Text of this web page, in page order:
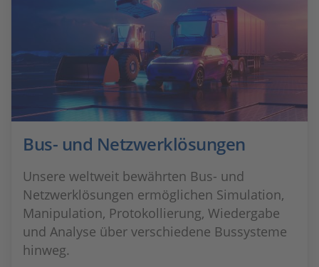
Bus- und Netzwerklösungen
Unsere weltweit bewährten Bus- und
Netzwerklösungen ermöglichen Simulation,
Manipulation, Protokollierung, Wiedergabe
und Analyse über verschiedene Bussysteme
hinweg.